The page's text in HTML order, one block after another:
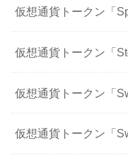
仮想通貨トークン「
仮想通貨トークン「
仮想通貨トークン「
仮想通貨トークン「